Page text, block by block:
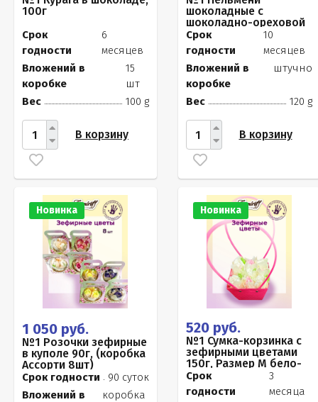
100г
Срок
годности
6
месяцев
Вложений в
коробке
15
шт
Вес
100 g
В корзину
шоколадные с
шоколадно-ореховой
начинкой, 120г
Срок
годности
10
месяцев
Вложений в
коробке
штучно
Вес 120 g
В корзину
Новинка
1 050 руб.
№1 Розочки зефирные
в куполе 90г, (коробка
Ассорти 8шт)
Срок годности
90 суток
Вложений в
коробка
Новинка
520 руб.
№1 Сумка-корзинка с
зефирными цветами
150г, Размер М бело-
розовые бутоны
Срок
годности
3
месяца